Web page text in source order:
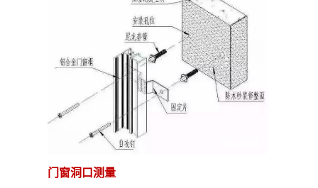
门窗洞口测量